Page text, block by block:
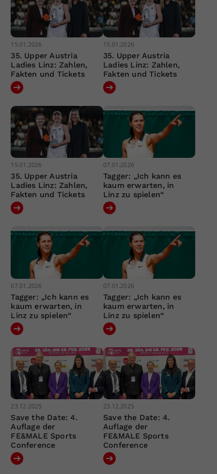
15.01.2026
35. Upper Austria
Ladies Linz: Zahlen,
Fakten und Tickets
15.01.2026
35. Upper Austria
Ladies Linz: Zahlen,
Fakten und Tickets
15.01.2026
35. Upper Austria
Ladies Linz: Zahlen,
Fakten und Tickets
07.01.2026
Tagger: „Ich kann es
kaum erwarten, in
Linz zu spielen“
07.01.2026
Tagger: „Ich kann es
kaum erwarten, in
Linz zu spielen“
07.01.2026
Tagger: „Ich kann es
kaum erwarten, in
Linz zu spielen“
23.12.2025
Save the Date: 4.
Auflage der
FE&MALE Sports
Conference
23.12.2025
Save the Date: 4.
Auflage der
FE&MALE Sports
Conference